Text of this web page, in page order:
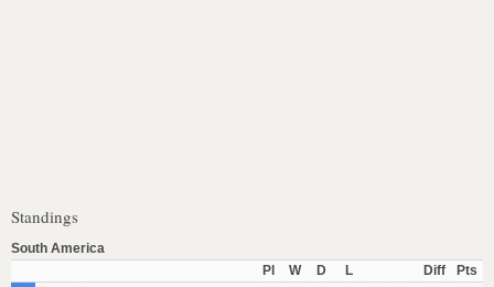
Standings
South America
Pl
W D L Diff
Pts